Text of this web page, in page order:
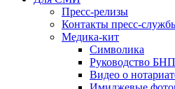
Пресс-релизы
Контакты пресс-
Медика-кит
Символика
Руководство БНП
Видео о